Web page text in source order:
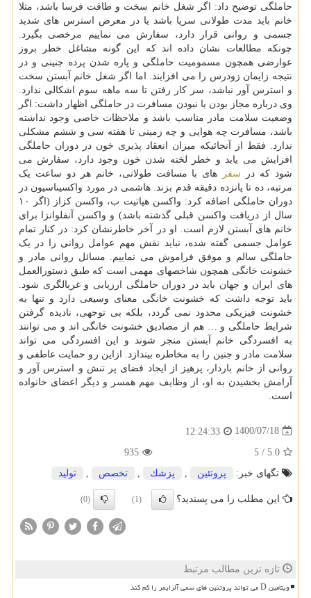
حاملگی توضیح داد: اگر شغل خانم سخت و طاقت فرسا باشد، مثلا
خانم باید مدت طولانی سرپا باشد یا در معرض استرس های شدید
جسمی و روانی قرار دارد، سفارش می نماییم مرخصی بگیرد.
چونکه مطالعات نشان داده اند که این گونه مشاغل خطر بروز
عوارضی همچون مسمومیت حاملگی و پاره شدن پرده جنینی و در
نتیجه زایمان زودرس را می افزایند. اما اگر شغل خانم آبستن سخت
و استرس آور نباشد، سر کار رفتن تا سه ماهه سوم اشکالی ندارد.
وی درباره مجاز بودن یا نبودن مسافرت در حاملگی اظهار داشت: اگر
وضعیت سلامت مادر مناسب باشد و ملاحظات خاصی وجود نداشته
باشد، مسافرت چه هوایی و چه زمینی تا هفته سی و ششم مشکلی
ندارد. فقط از آنجائیکه میزان انعقاد پذیری خون در دوران حاملگی
افزایش می یابد و خطر لخته شدن خون وجود دارد، سفارش می
شود که در سفر
های با مسافت طولانی، خانم هر دو ساعت یک
مرتبه، ده تا پانزده دقیقه قدم بزند. هاشمی در مورد واکسیناسیون در
دوران حاملگی اضافه کرد: واکسن هپاتیت ب، واکسن کزاز (اگر ۱۰
سال از دریافت واکسن قبلی گذشته باشد) و واکسن آنفلوانزا برای
خانم های آبستن لازم است. او در آخر خاطرنشان کرد: در کنار تمام
عوامل جسمی گفته شده، نباید نقش مهم عوامل روانی را در یک
حاملگی سالم و موفق فراموش می نماییم. مسائل روانی مادر و
خشونت خانگی همچون شاخصهای مهمی است که طبق دستورالعمل
های ایران و جهان باید در دوران حاملگی ارزیابی و غربالگری شود.
باید توجه داشت که خشونت خانگی معنای وسیعی دارد و تنها به
خشونت فیزیکی محدود نمی گردد، بلکه بی توجهی، نادیده گرفتن
شرایط حاملگی و … هم از مصادیق خشونت خانگی اند و می توانند
به افسردگی خانم آبستن منجر شوند و این افسردگی می تواند
سلامت مادر و جنین را به مخاطره بیندازد. ازاین رو حمایت عاطفی و
روانی از خانم باردار، پرهیز از ایجاد فضای پر تنش و استرس آور و
آرامش بخشیدن به او، از وظایف مهم همسر و دیگر اعضای خانواده
است.
1400/07/18
12:24:33
5.0
/
5
935
تگهای خبر:
پروتئین پزشك تخصص تولید
این مطلب را می پسندید؟ (1)
(0)
تازه ترین مطالب مرتبط
ویتامین D می تواند پروتئین های سمی آلزایمر را کم کند